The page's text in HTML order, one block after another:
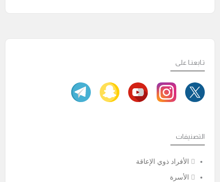
تـابعنـا على
التصنيفات
الأفراد ذوي الإعاقة
الأسرة